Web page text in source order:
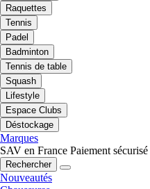
Raquettes
Tennis
Padel
Badminton
Tennis de table
Squash
Lifestyle
Espace Clubs
Déstockage
Marques
SAV en France Paiement sécurisé
Rechercher
Nouveautés